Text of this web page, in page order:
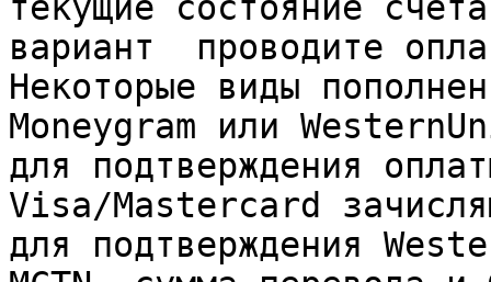
вариант  проводите
Некоторые виды
Moneygram или
для подтверждения
Visa/Mastercard
для подтверждения